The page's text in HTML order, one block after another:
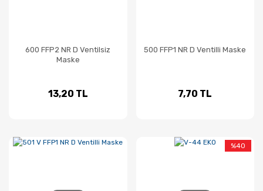
600 FFP2 NR D Ventilsiz
Maske
13,20 TL
500 FFP1 NR D Ventilli Maske
7,70 TL
%40